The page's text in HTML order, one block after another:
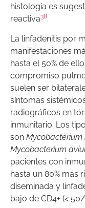
histología es
reactiva38.
La linfadenitis por
manifestaciones
hasta el 50% de
compromiso
suelen ser
síntomas
radiográficos en
inmunitario. Los
son Mycobacterium
Mycobacterium
pacientes con
hasta un 80% más
diseminada y
bajo de CD4+ (<